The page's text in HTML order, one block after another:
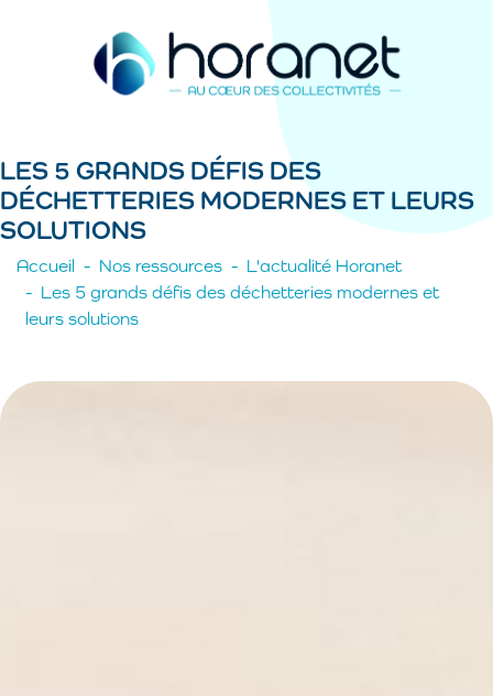
LES 5 GRANDS DÉFIS DES
DÉCHETTERIES MODERNES ET LEURS
SOLUTIONS
Accueil Nos ressources
L'actualité Horanet
Les 5 grands défis des déchetteries modernes et
leurs solutions